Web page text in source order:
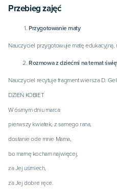
Przebieg zajęć
Przygotowanie maty
Nauczyciel przygotowuje matę
Rozmowa z dziećmi na temat
Nauczyciel recytuje fragment wiersza D.
DZIEŃ KOBIET
W ósmym dniu marca
pierwszy kwiatek, z samego rana,
dostanie ode mnie Mama,
bo mamę kocham najwięcej,
za Jej uśmiech,
za Jej dobre ręce.